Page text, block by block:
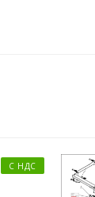
С НДС